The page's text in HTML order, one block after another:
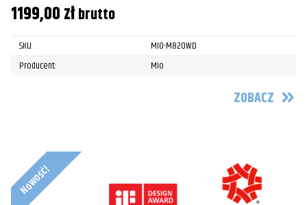
1199,00złbrutto
SKU:
MIO-M820WD
Producent:
Mio
ZOBACZ
Nowość!